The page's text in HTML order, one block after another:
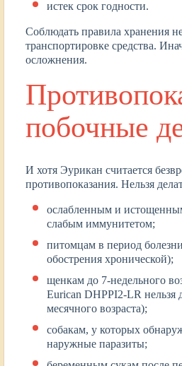
истек срок годности.
Соблюдать правила хранения
транспортировке средства.
осложнения.
побочные
И хотя Эурикан считается
противопоказания. Нельзя
ослабленным и
слабым иммунитетом;
питомцам в период
обострения хронической);
щенкам до 7-недельного
Eurican DHPPI2-LR нельзя
месячного возраста);
собакам, у которых
наружные паразиты;